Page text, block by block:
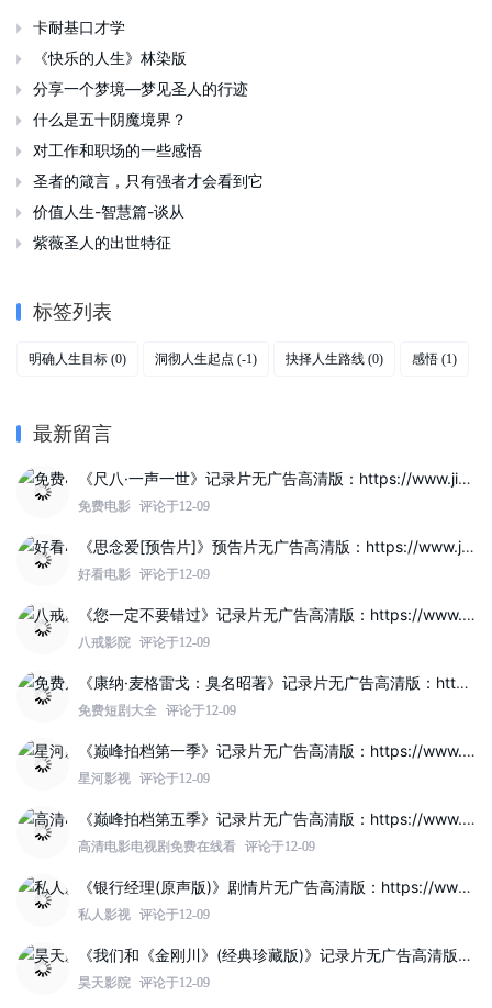
 卡耐基口才学
 《快乐的人生》林染版
 分享一个梦境—梦见圣人的行迹
 什么是五十阴魔境界？
 对工作和职场的一些感悟
 圣者的箴言，只有强者才会看到它
 价值人生-智慧篇-谈从
 紫薇圣人的出世特征
标签列表
明确人生目标 (0) 洞彻人生起点 (-1) 抉择人生路线 (0) 感悟 (1)
最新留言
《尺八·一声一世》记录片无广告高清版：https://www.jinzhuqq.com/dyvideo/117822.html
免费电影 评论于12-09
《思念爱[预告片]》预告片无广告高清版：https://www.jinzhuqq.com/dyvideo/117817.html
好看电影 评论于12-09
《您一定不要错过》记录片无广告高清版：https://www.jinzhuqq.com/dyvideo/117819.html
八戒影院 评论于12-09
《康纳·麦格雷戈：臭名昭著》记录片无广告高清版：https://www.jinzhuqq.com/dyvideo/117812.html
免费短剧大全 评论于12-09
《巅峰拍档第一季》记录片无广告高清版：https://www.jinzhuqq.com/dyvideo/117821.html
星河影视 评论于12-09
《巅峰拍档第五季》记录片无广告高清版：https://www.jinzhuqq.com/dyvideo/117820.html
高清电影电视剧免费在线看 评论于12-09
《银行经理(原声版)》剧情片无广告高清版：https://www.jinzhuqq.com/dyvideo/117814.html
私人影视 评论于12-09
《我们和《金刚川》(经典珍藏版)》记录片无广告高清版：https://www.jinzhuqq.com/dyvideo/117808.html
昊天影院 评论于12-09